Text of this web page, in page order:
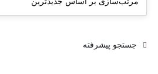
جستجو پیشرفته